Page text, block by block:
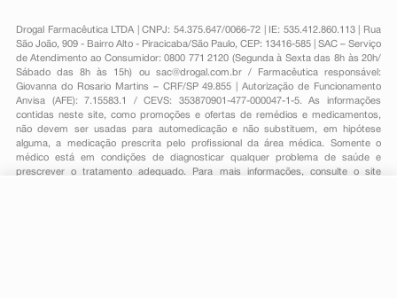
Drogal Farmacêutica LTDA | CNPJ: 54.375.647/0066-72 | IE: 535.412.860.113 | Rua
São João, 909 - Bairro Alto - Piracicaba/São Paulo, CEP: 13416-585 | SAC – Serviço
de Atendimento ao Consumidor: 0800 771 2120 (Segunda à Sexta das 8h às 20h/
Sábado das 8h às 15h) ou sac@drogal.com.br/ Farmacêutica responsável:
Giovanna do Rosario Martins – CRF/SP 49.855 | Autorização de Funcionamento
Anvisa (AFE): 7.15583.1 / CEVS: 353870901-477-000047-1-5. As informações
contidas neste site, como promoções e ofertas de remédios e medicamentos,
não devem ser usadas para automedicação e não substituem, em hipótese
alguma, a medicação prescrita pelo profissional da área médica. Somente o
médico está em condições de diagnosticar qualquer problema de saúde e
prescrever o tratamento adequado. Para mais informações, consulte o site